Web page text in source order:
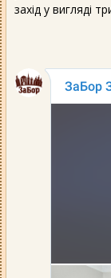
захід у вигляді